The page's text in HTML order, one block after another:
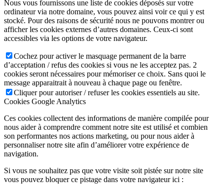
Nous vous fournissons une liste de cookies déposés sur votre
ordinateur via notre domaine, vous pouvez ainsi voir ce qui y est
stocké. Pour des raisons de sécurité nous ne pouvons montrer ou
afficher les cookies externes d’autres domaines. Ceux-ci sont
accessibles via les options de votre navigateur.
Cochez pour activer le masquage permanent de la barre
d’acceptation / refus des cookies si vous ne les acceptez pas. 2
cookies seront nécessaires pour mémoriser ce choix. Sans quoi le
message apparaitrait à nouveau à chaque page ou fenêtre.
Cliquer pour autoriser / refuser les cookies essentiels au site.
Cookies Google Analytics
Ces cookies collectent des informations de manière compilée pour
nous aider à comprendre comment notre site est utilisé et combien
son performantes nos actions marketing, ou pour nous aider à
personnaliser notre site afin d’améliorer votre expérience de
navigation.
Si vous ne souhaitez pas que votre visite soit pistée sur notre site
vous pouvez bloquer ce pistage dans votre navigateur ici :